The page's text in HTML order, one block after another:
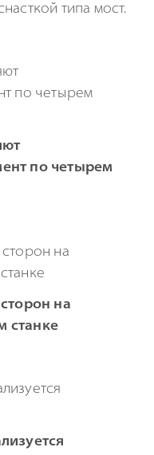
типа мост.
по четырем
на
станке